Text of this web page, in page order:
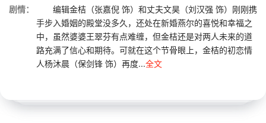
剧情：
编辑金桔（张嘉倪 饰）和丈夫文昊（刘汉强 饰）刚刚携
手步入婚姻的殿堂没多久，还处在新婚燕尔的喜悦和幸福之
中，虽然婆婆王翠芬有点难缠，但金桔还是对两人未来的道
路充满了信心和期待。可就在这个节骨眼上，金桔的初恋情
人杨沐晨（保剑锋 饰）再度...全文